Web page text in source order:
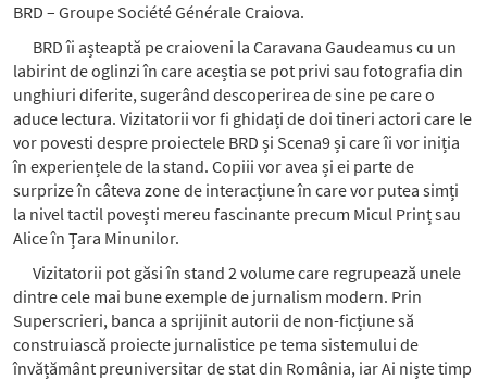
BRD – Groupe Société Générale Craiova.
BRD îi așteaptă pe craioveni la Caravana Gaudeamus cu un
labirint de oglinzi în care aceștia se pot privi sau fotografia din
unghiuri diferite, sugerând descoperirea de sine pe care o
aduce lectura. Vizitatorii vor fi ghidați de doi tineri actori care le
vor povesti despre proiectele BRD și Scena9 și care îi vor iniția
în experiențele de la stand. Copiii vor avea și ei parte de
surprize în câteva zone de interacțiune în care vor putea simți
la nivel tactil povești mereu fascinante precum Micul Prinț sau
Alice în Țara Minunilor.
Vizitatorii pot găsi în stand 2 volume care regrupează unele
dintre cele mai bune exemple de jurnalism modern. Prin
Superscrieri, banca a sprijinit autorii de non-ficțiune să
construiască proiecte jurnalistice pe tema sistemului de
învățământ preuniversitar de stat din România, iar Ai niște timp